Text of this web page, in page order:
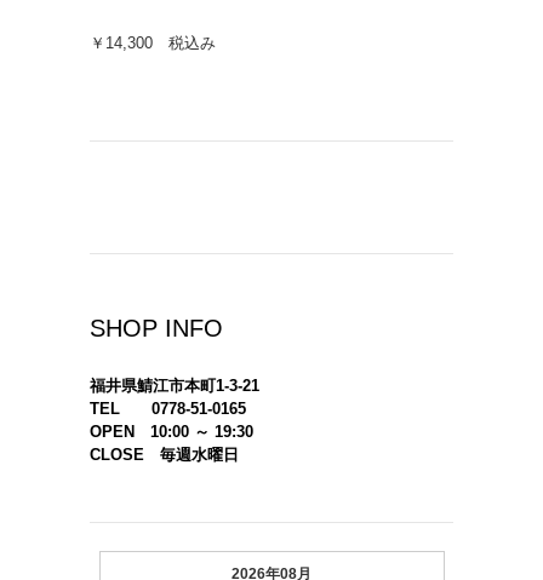
￥14,300 税込み
SHOP INFO
福井県鯖江市本町1-3-21
TEL 0778-51-0165
OPEN 10:00 ～ 19:30
CLOSE 毎週水曜日
2026年08月